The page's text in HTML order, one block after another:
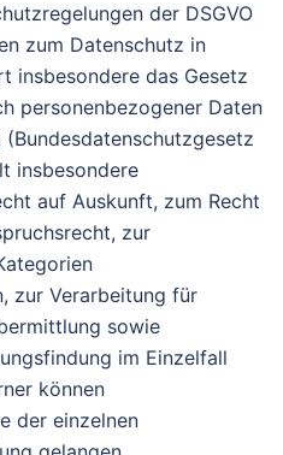
der DSGVO
zum Datenschutz in
insbesondere das Gesetz
personenbezogener Daten
insbesondere
auf Auskunft, zum Recht
zur
zur Verarbeitung für
sowie
im Einzelfall
können
der einzelnen